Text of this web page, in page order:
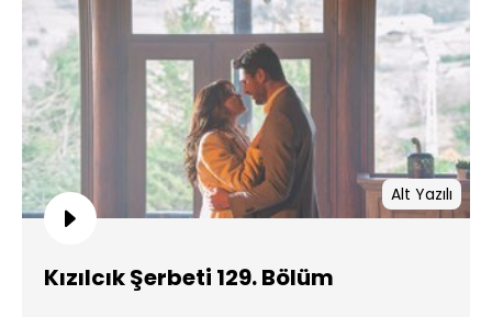
Alt Yazılı
Kızılcık Şerbeti 129. Bölüm